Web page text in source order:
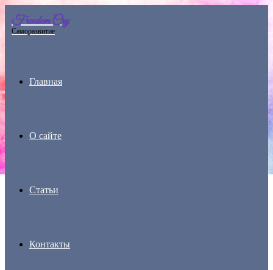
Menu
Freedom Cry
Саморазвитие
Главная
О сайте
Статьи
Контакты